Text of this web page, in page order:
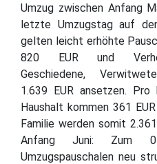
Umzug zwischen Anfang
letzte Umzugstag auf
gelten leicht erhöhte
820 EUR und
Geschiedene,
1.639 EUR ansetzen. Pro
Haushalt kommen 361
Familie werden somit
Anfang Juni: Zum
Umzugspauschalen neu